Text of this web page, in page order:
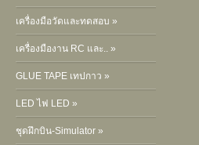
เครื่องมือวัดและทดสอบ »
เครื่องมืองาน RC และ.. »
GLUE TAPE เทปกาว »
LED ไฟ LED »
ชุดฝึกบิน-Simulator »